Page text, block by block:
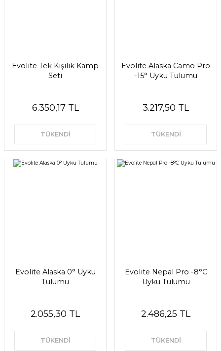
Evolite Tek Kişilik Kamp
Seti
6.350,17 TL
TÜKENDİ
Evolite Alaska Camo Pro
-15° Uyku Tulumu
3.217,50 TL
TÜKENDİ
Evolite Alaska 0° Uyku
Tulumu
2.055,30 TL
TÜKENDİ
Evolite Nepal Pro -8°C
Uyku Tulumu
2.486,25 TL
TÜKENDİ